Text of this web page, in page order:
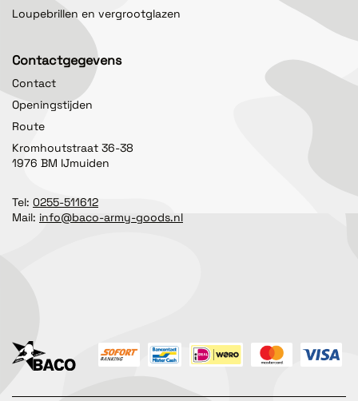
Loupebrillen en vergrootglazen
Contactgegevens
Contact
Openingstijden
Route
Kromhoutstraat 36-38
1976 BM IJmuiden
Tel: 0255-511612
Mail: info@baco-army-goods.nl